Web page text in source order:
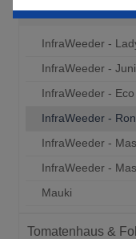
InfraWeeder -
InfraWeeder -
InfraWeeder - Eco
InfraWeeder -
InfraWeeder -
InfraWeeder -
Mauki
Tomatenhaus &